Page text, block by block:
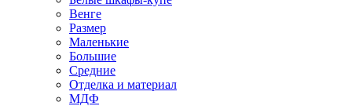
Венге
Размер
Маленькие
Большие
Средние
Отделка и материал
МДФ